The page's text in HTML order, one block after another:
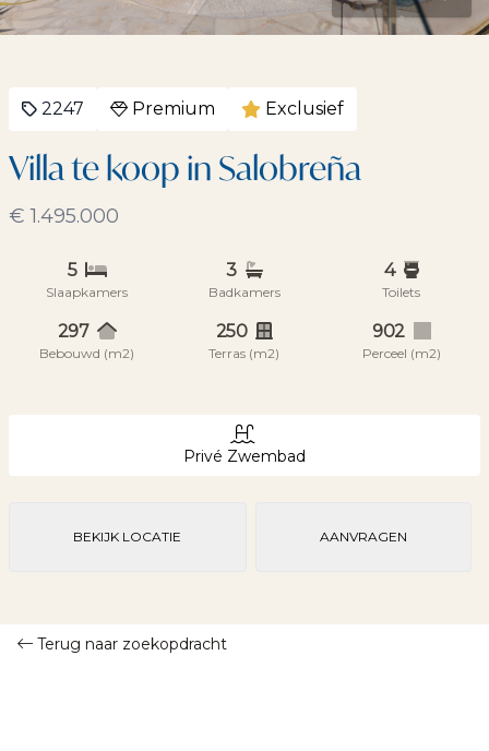
2247 Premium Exclusief
Villa te koop in Salobreña
€ 1.495.000
5
Slaapkamers
3
Badkamers
4
Toilets
297
Bebouwd (m2)
250
Terras (m2)
902
Perceel (m2)
Privé Zwembad
BEKIJK LOCATIE AANVRAGEN
Terug naar zoekopdracht